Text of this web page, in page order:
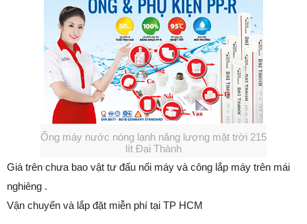
Ống máy nước nóng lạnh năng lượng mặt trời 215
lít Đại Thành
Giá trên chưa bao vật tư đấu nối máy và công lắp máy trên mái
nghiêng .
Vận chuyển và lắp đặt miễn phí tại TP HCM